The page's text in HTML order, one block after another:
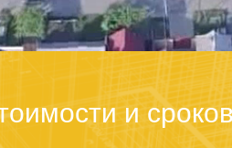
и